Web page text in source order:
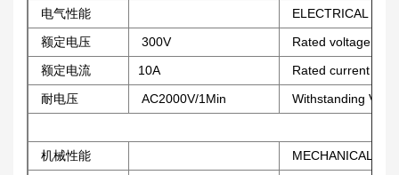
电气性能
ELECTRICAL
额定电压
300V
Rated voltage
额定电流
10A
Rated current
耐电压
AC2000V/1Min Withstanding
机械性能
MECHANICAL